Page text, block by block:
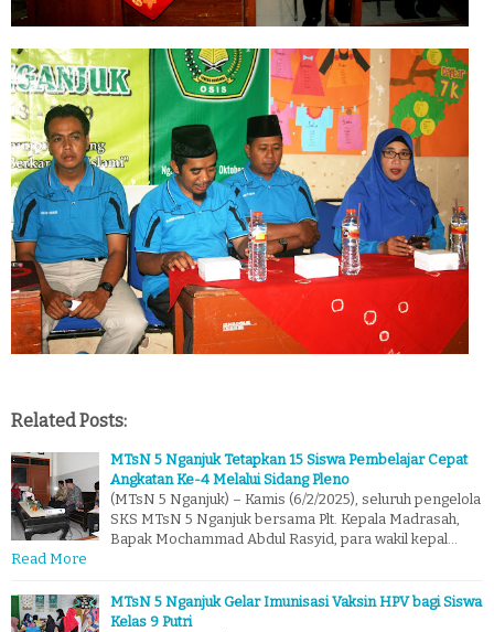
Related Posts:
MTsN 5 Nganjuk Tetapkan 15 Siswa Pembelajar Cepat
Angkatan Ke-4 Melalui Sidang Pleno
(MTsN 5 Nganjuk) – Kamis (6/2/2025), seluruh pengelola
SKS MTsN 5 Nganjuk bersama Plt. Kepala Madrasah,
Bapak Mochammad Abdul Rasyid, para wakil kepal…
Read More
MTsN 5 Nganjuk Gelar Imunisasi Vaksin HPV bagi Siswa
Kelas 9 Putri